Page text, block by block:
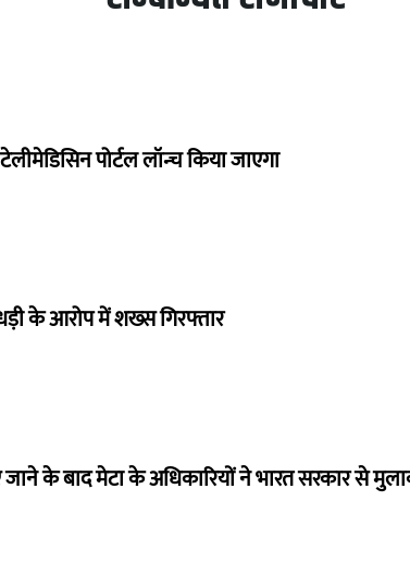
टेलीमेडिसिन पोर्टल लॉन्च किया जाएगा
के आरोप में शख्स गिरफ्तार
जाने के बाद मेटा के अधिकारियों ने भारत सरकार से